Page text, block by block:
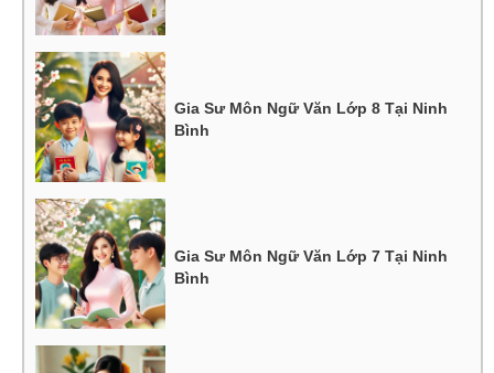
Gia Sư Môn Ngữ Văn Lớp 8 Tại Ninh
Bình
Gia Sư Môn Ngữ Văn Lớp 7 Tại Ninh
Bình